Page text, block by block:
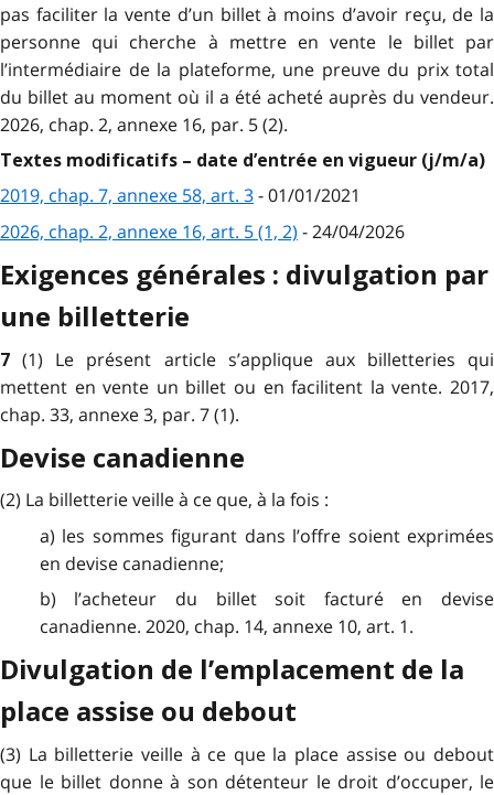
pas faciliter la vente d’un billet à moins d’avoir reçu, de la
personne qui cherche à mettre en vente le billet par
l’intermédiaire de la plateforme, une preuve du prix total
du billet au moment où il a été acheté auprès du vendeur.
2026, chap. 2, annexe 16, par. 5 (2).
Textes modificatifs – date d’entrée en vigueur (j/m/a)
2019, chap. 7, annexe 58, art. 3- 01/01/2021
2026, chap. 2, annexe 16, art. 5 (1, 2) - 24/04/2026
Exigences générales : divulgation par
une billetterie
7(1) Le présent article s’applique aux billetteries qui
mettent en vente un billet ou en facilitent la vente. 2017,
chap. 33, annexe 3, par. 7 (1).
Devise canadienne
(2) La billetterie veille à ce que, à la fois :
a) les sommes figurant dans l’offre soient exprimées
en devise canadienne;
b) l’acheteur du billet soit facturé en devise
canadienne. 2020, chap. 14, annexe 10, art. 1.
Divulgation de l’emplacement de la
place assise ou debout
(3) La billetterie veille à ce que la place assise ou debout
que le billet donne à son détenteur le droit d’occuper, le